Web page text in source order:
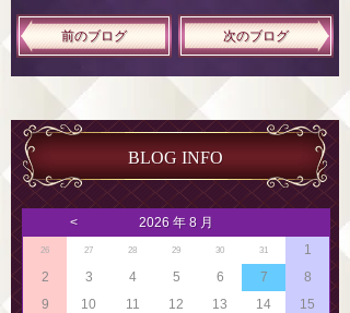
前のブログ 次のブログ
BLOG INFO
< 2026 年 8 月
26 27 28 29 30 31
1
2
3 4 5 6 7
8
9
10 11 12 13 14
15